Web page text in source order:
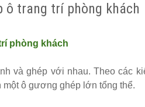
gỗ ash 247
ô trang trí phòng khách
phòng khách
và ghép với nhau. Theo các
một ô gương ghép lớn tổng thể.